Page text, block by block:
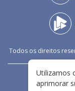
Todos os direitos
Utilizamos
aprimorar